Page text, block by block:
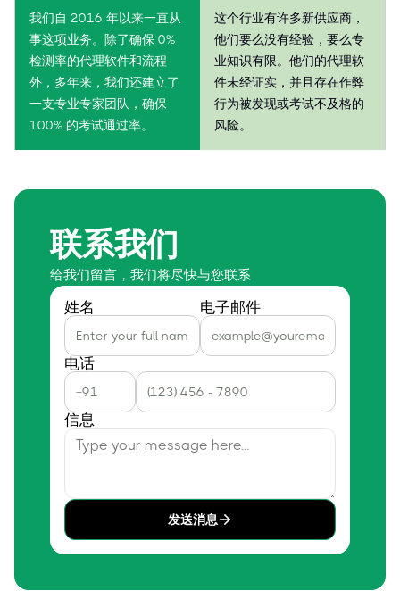
我们自 2016 年以来一直从
事这项业务。除了确保 0%
检测率的代理软件和流程
外，多年来，我们还建立了
一支专业专家团队，确保
100% 的考试通过率。
这个行业有许多新供应商，
他们要么没有经验，要么专
业知识有限。他们的代理软
件未经证实，并且存在作弊
行为被发现或考试不及格的
风险。
联系我们
给我们留言，我们将尽快与您联系
姓名 电子邮件
电话
信息
发送消息